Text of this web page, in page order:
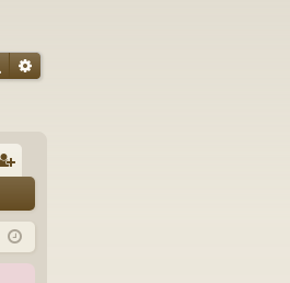
Rechercher
Recherche avancée
nr